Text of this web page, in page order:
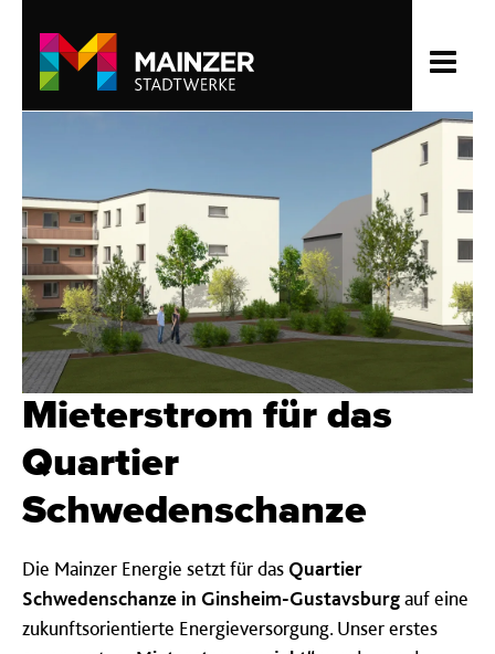
Mieterstrom für das
Quartier
Schwedenschanze
Die Mainzer Energie setzt für das Quartier
Schwedenschanze in Ginsheim-Gustavsburgauf eine
zukunftsorientierte Energieversorgung. Unser erstes